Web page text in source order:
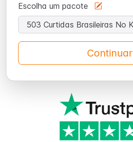
Escolha um pacote
Continuar